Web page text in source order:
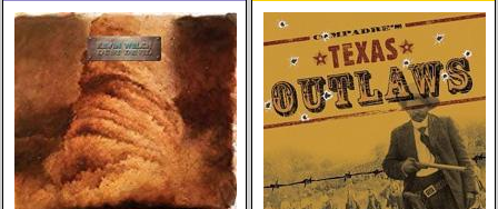
flesta med inriktning på
barn och utbildning